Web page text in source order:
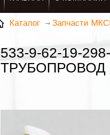
Каталог Запчасти
533-9-62-19-
ТРУБОПРОВОД